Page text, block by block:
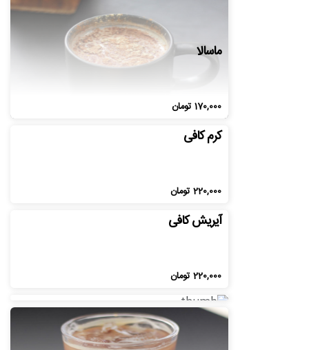
ماسالا
170,000تومان
کرم کافی
220,000تومان
آیریش کافی
220,000تومان
آیس آمریکانو